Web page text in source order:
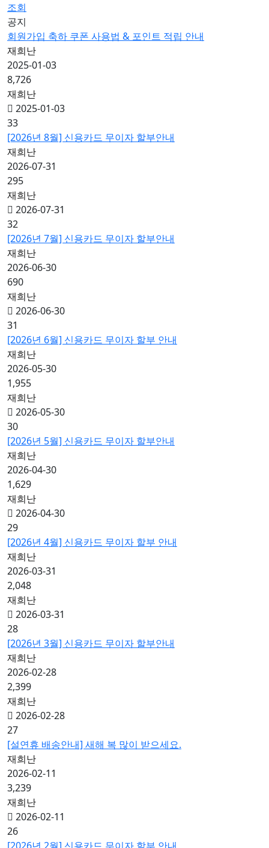
조회
공지
회원가입 축하 쿠폰 사용법 & 포인트 적립 안내
재희난
2025-01-03
8,726
재희난
2025-01-03
33
[2026년 8월] 신용카드 무이자 할부안내
재희난
2026-07-31
295
재희난
2026-07-31
32
[2026년 7월] 신용카드 무이자 할부안내
재희난
2026-06-30
690
재희난
2026-06-30
31
[2026년 6월] 신용카드 무이자 할부 안내
재희난
2026-05-30
1,955
재희난
2026-05-30
30
[2026년 5월] 신용카드 무이자 할부안내
재희난
2026-04-30
1,629
재희난
2026-04-30
29
[2026년 4월] 신용카드 무이자 할부 안내
재희난
2026-03-31
2,048
재희난
2026-03-31
28
[2026년 3월] 신용카드 무이자 할부안내
재희난
2026-02-28
2,399
재희난
2026-02-28
27
[설연휴 배송안내] 새해 복 많이 받으세요.
재희난
2026-02-11
3,239
재희난
2026-02-11
26